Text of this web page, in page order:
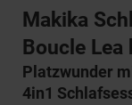
Makika
Boucle Lea
Platzwunder
4in1